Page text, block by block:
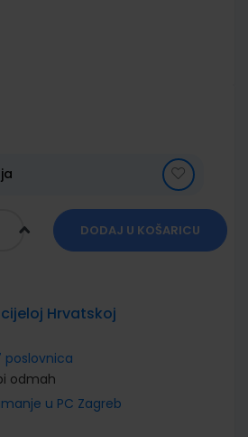
DODAJ U KOŠARICU
Hrvatskoj
poslovnica
odmah
u PC Zagreb